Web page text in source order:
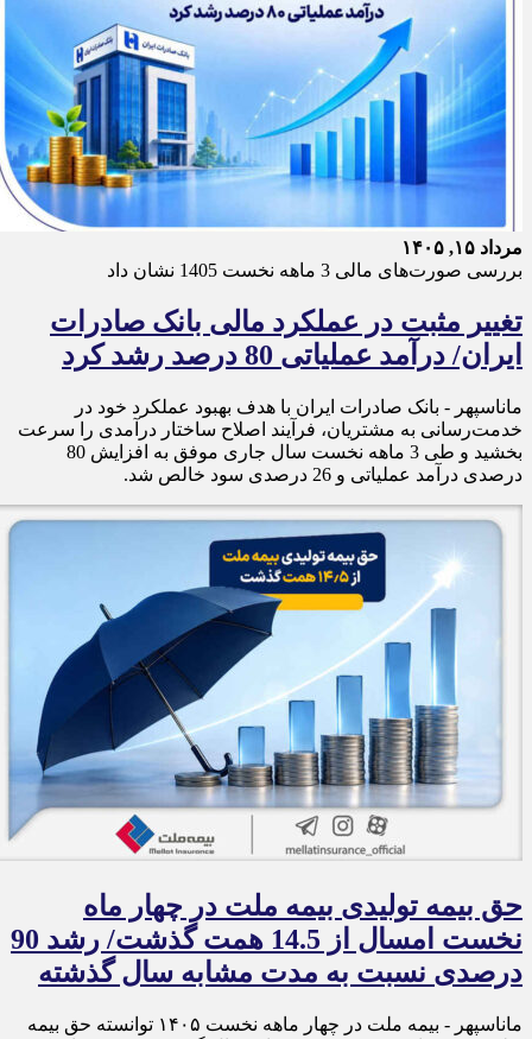
مرداد ۱۵, ۱۴۰۵
بررسی صورت‌های مالی 3 ماهه نخست 1405 نشان داد
تغییر مثبت در عملکرد مالی بانک صادرات
ایران/ درآمد عملیاتی 80 درصد رشد کرد
ماناسپهر - ​بانک صادرات ایران با هدف بهبود عملکرد خود در
خدمت‌رسانی به مشتریان، فرآیند اصلاح ساختار درآمدی را سرعت
بخشید و طی 3 ماهه نخست سال جاری موفق به افزایش 80
درصدی درآمد عملیاتی و 26 درصدی سود خالص شد.
حق بیمه تولیدی بیمه ملت در چهار ماه
نخست امسال از 14.5 همت گذشت/ رشد 90
درصدی نسبت به مدت مشابه سال گذشته
ماناسپهر - بیمه ملت در چهار ماهه نخست ۱۴٠۵ توانسته حق بیمه